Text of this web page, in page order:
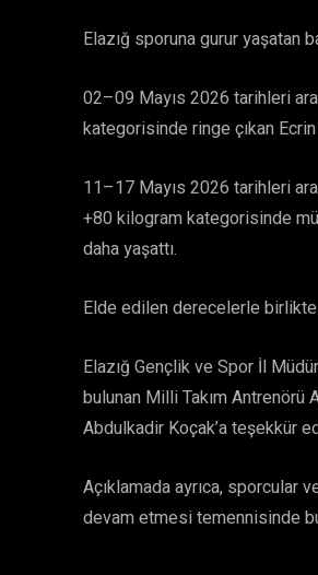
Elazığ sporuna gurur yaşatan
02–09 Mayıs 2026 tarihleri
kategorisinde ringe çıkan
11–17 Mayıs 2026 tarihleri
+80 kilogram kategorisinde
daha yaşattı.
Elde edilen derecelerle
Elazığ Gençlik ve Spor İl
bulunan Milli Takım
Abdulkadir Koçak’a teşekkür
Açıklamada ayrıca, sporcular
devam etmesi temennisinde